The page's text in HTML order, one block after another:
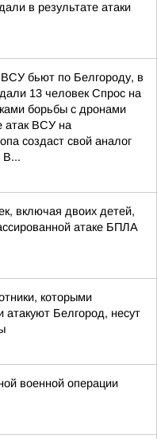
в результате атаки
бьют по Белгороду, в
13 человек Спрос на
борьбы с дронами
атак ВСУ на
создаст свой аналог
В...
включая двоих детей,
атаке БПЛА
которыми
атакуют Белгород, несут
военной операции